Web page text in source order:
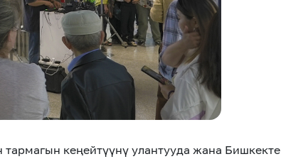
SIM жеткирүү
тармагын кеңейтүүнү улантууда жана Бишкекте